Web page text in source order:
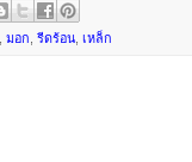
มอก รีดร้อน เหล็ก